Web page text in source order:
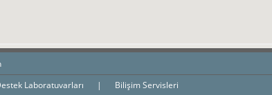
Laboratuvarları | Bilişim Servisleri